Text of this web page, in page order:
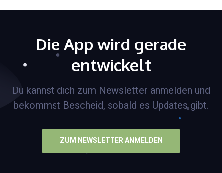
Die App wird gerade
entwickelt
Du kannst dich zum Newsletter anmelden und
bekommst Bescheid, sobald es Updates gibt.
ZUM NEWSLETTER ANMELDEN